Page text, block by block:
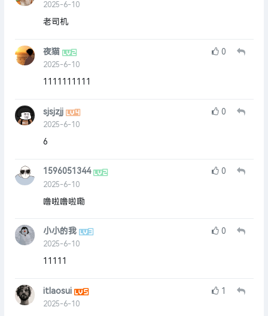
2025-6-10
老司机
夜猫
2025-6-10
0
1111111111
sjsjzjj
2025-6-10
0
6
1596051344
2025-6-10
0
噜啦噜啦嘞
小小的我
2025-6-10
0
11111
itlaosui
2025-6-10
1